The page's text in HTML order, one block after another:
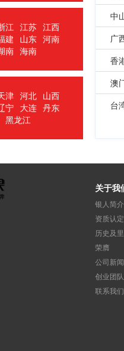
江 江苏 江西
建 山东 河南
南 海南
津 河北 山西
宁 大连 丹东
黑龙江
中
广
香
澳
台
关于我
银人简介
资质认定
历史及
荣膺
公司新
创业团队
联系我们